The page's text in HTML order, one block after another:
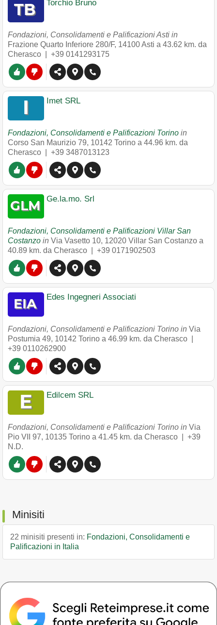
Torchio Bruno
Fondazioni, Consolidamenti e Palificazioni Asti in
Frazione Quarto Inferiore 280/F, 14100Asti a 43.62 km. da
Cherasco | +39 0141293175
Imet SRL
Fondazioni, Consolidamenti e Palificazioni Torino in
Corso San Maurizio 79, 10142 Torino a 44.96 km. da
Cherasco | +39 3487013123
Ge.la.mo. Srl
Fondazioni, Consolidamenti e Palificazioni Villar San
Costanzo in Via Vasetto 10, 12020 Villar San Costanzo a
40.89 km. da Cherasco | +39 0171902503
Edes Ingegneri Associati
Fondazioni, Consolidamenti e Palificazioni Torino in Via
Postumia 49, 10142 Torino a 46.99 km. da Cherasco |
+39 0110262900
Edilcem SRL
Fondazioni, Consolidamenti e Palificazioni Torino in Via
Pio VII 97, 10135 Torino a 41.45 km. da Cherasco | +39
N.D.
Minisiti
22 minisiti presenti in: Fondazioni, Consolidamenti e
Palificazioni in Italia